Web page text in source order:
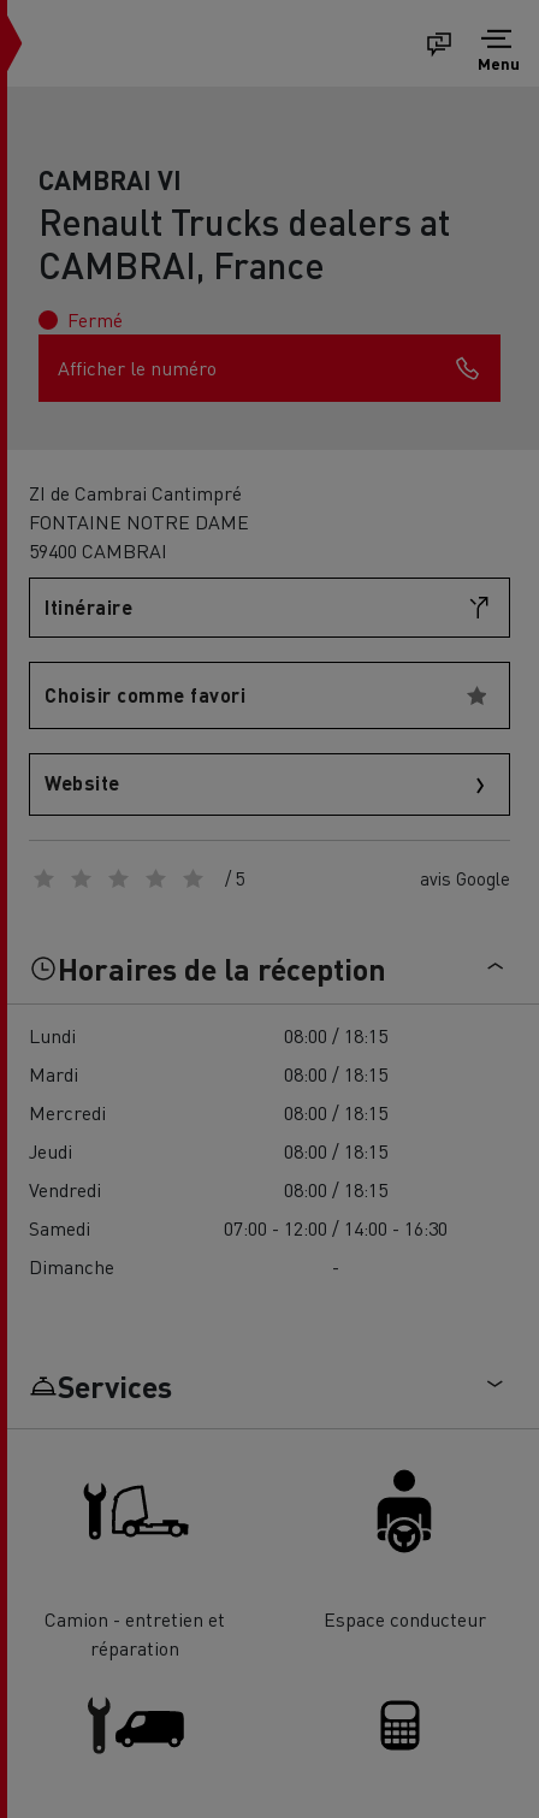
Menu
CAMBRAI VI
Renault Trucks dealers at
CAMBRAI, France
Fermé
Afficher le numéro
ZI de Cambrai Cantimpré
FONTAINE NOTRE DAME
59400 CAMBRAI
Itinéraire
Choisir comme favori
Website
/ 5 avis Google
Horaires de la réception
Lundi
08:00 / 18:15
Mardi
08:00 / 18:15
Mercredi
08:00 / 18:15
Jeudi
08:00 / 18:15
Vendredi
08:00 / 18:15
Samedi
07:00 - 12:00 / 14:00 - 16:30
Dimanche
-
Services
Camion - entretien et
réparation
Espace conducteur